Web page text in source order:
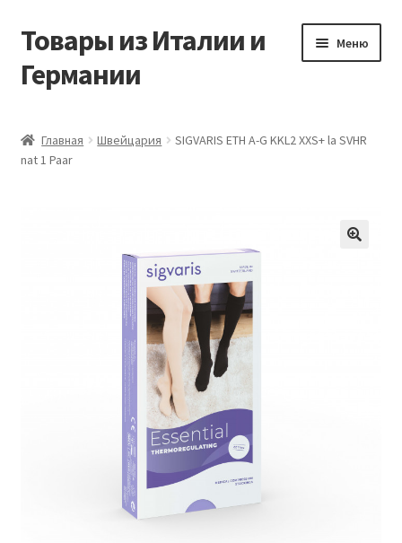
Перейти
навигации
Перейти
содержимому
Товары из Италии и
Германии
Меню
Виды доставки
Оформление заказа
Подтверждение заказа
Главная Швейцария
SIGVARIS ETH A-G KKL2 XXS+ la SVHR
nat 1 Paar